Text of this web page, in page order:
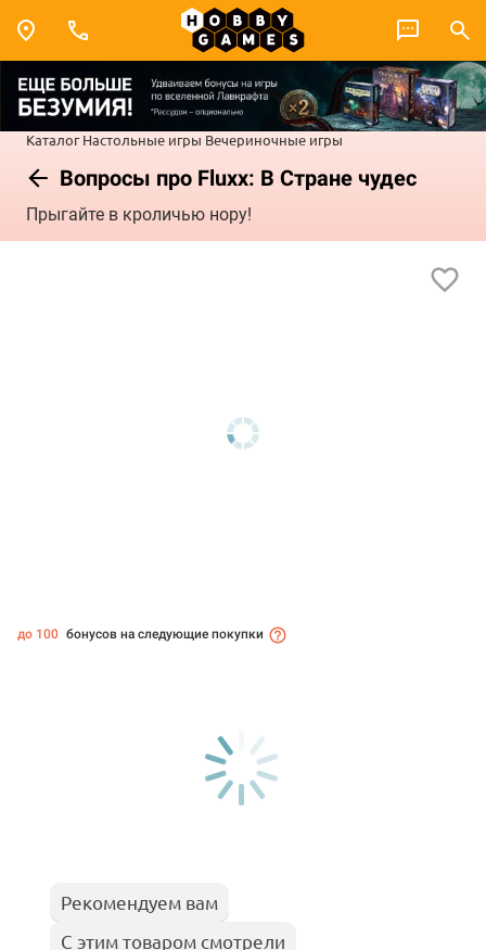
Каталог Настольные игры Вечериночные игры
Вопросы про Fluxx: В Стране чудес
Прыгайте в кроличью нору!
до 100 бонусов на следующие покупки
Рекомендуем вам
С этим товаром смотрели